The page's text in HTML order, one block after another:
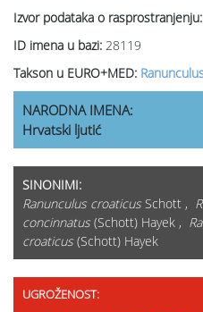
Izvor podataka o rasprostranjenju:
ID imena u bazi: 28119
Takson u EURO+MED:
NARODNA IMENA:
Hrvatski ljutić
SINONIMI:
Ranunculus croaticus Schott ,
concinnatus (Schott) Hayek ,
croaticus (Schott) Hayek
UGROŽENOST: